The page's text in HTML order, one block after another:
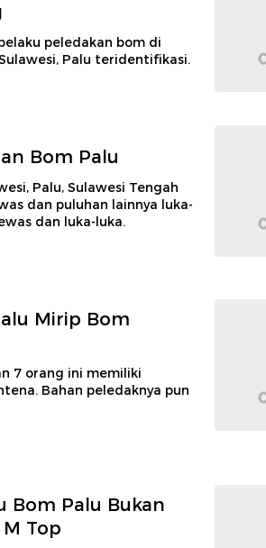
peledakan bom di
Palu teridentifikasi.
Bom Palu
Palu, Sulawesi Tengah
dan puluhan lainnya luka-
dan luka-luka.
Mirip Bom
7 orang ini memiliki
Bahan peledaknya pun
Bom Palu Bukan
Top